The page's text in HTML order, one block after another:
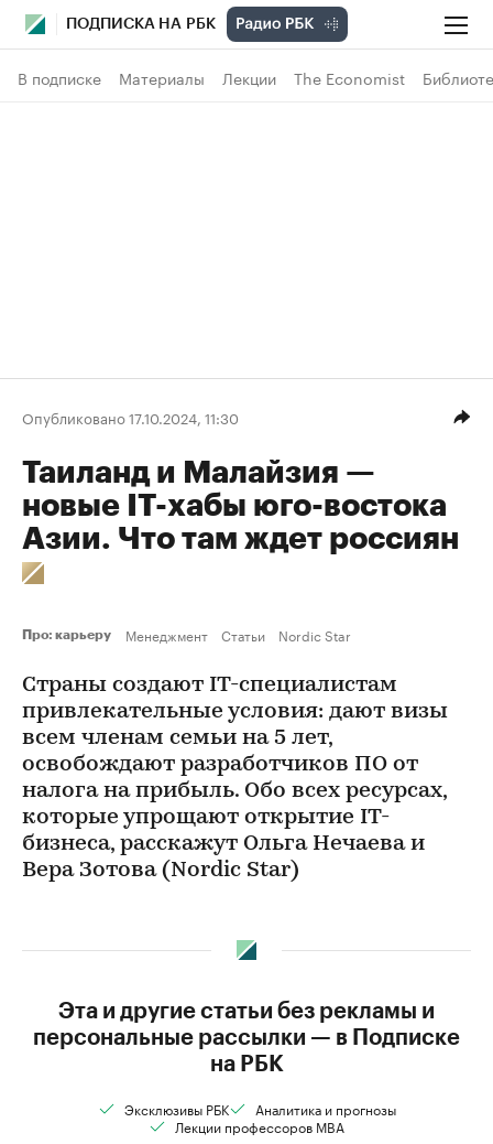
ПОДПИСКА НА РБК
В подписке Материалы Лекции The Economist
Опубликовано 17.10.2024, 11:30
Таиланд и Малайзия —
новые IT-хабы юго-востока
Азии. Что там ждет россиян
Про: карьеру Менеджмент Статьи Nordic Star
Страны создают IT-специалистам
привлекательные условия: дают визы
всем членам семьи на 5 лет,
освобождают разработчиков ПО от
налога на прибыль. Обо всех ресурсах,
которые упрощают открытие IT-
бизнеса, расскажут Ольга Нечаева и
Вера Зотова (Nordic Star)
Эта и другие статьи без рекламы и
персональные рассылки — в Подписке
на РБК
Эксклюзивы РБК
Аналитика и прогнозы
Лекции профессоров MBA